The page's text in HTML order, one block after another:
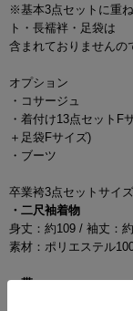
※基本3点セットに重
ト・長襦袢・足袋は
含まれておりませんの
オプション
・コサージュ
・着付け13点セットF
＋足袋Fサイズ)
・ブーツ
卒業袴3点セットサイ
・二尺袖着物
身丈：約109 / 袖丈：
素材：ポリエステル
・帯